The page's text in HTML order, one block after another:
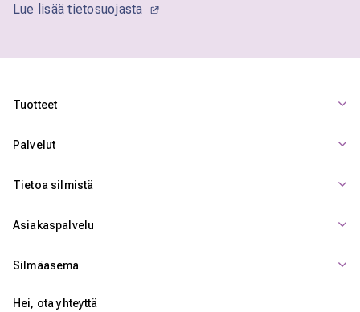
Lue lisää tietosuojasta
Tuotteet
Palvelut
Tietoa silmistä
Asiakaspalvelu
Silmäasema
Hei, ota yhteyttä